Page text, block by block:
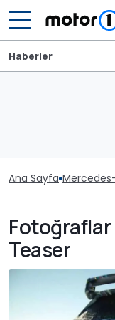
Haberler
Ana Sayfa
Fotoğraflar
Teaser